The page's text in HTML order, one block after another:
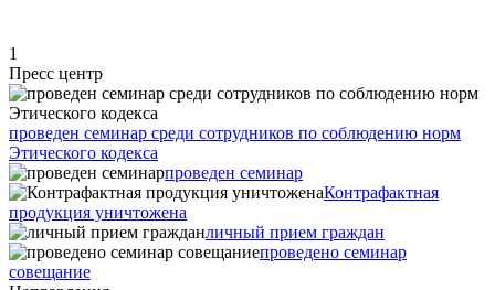
1
Пресс центр
проведен семинар среди сотрудников по соблюдению норм
Этического кодекса
проведен семинар
Контрафактная
продукция уничтожена
личный прием граждан
проведено семинар
совещание